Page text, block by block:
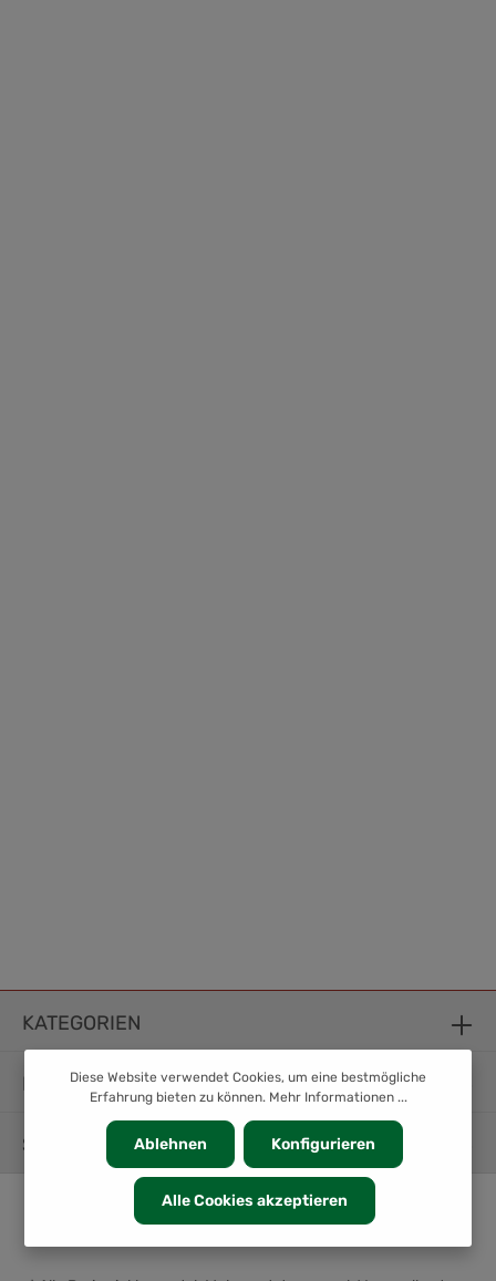
KATEGORIEN
INFORMATION
SERVICE
Diese Website verwendet Cookies, um eine bestmögliche
Erfahrung bieten zu können. Mehr Informationen ...
Ablehnen Konfigurieren
Alle Cookies akzeptieren